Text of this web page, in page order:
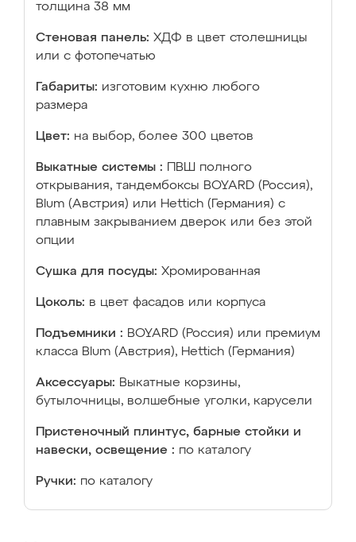
толщина 38 мм
Стеновая панель: ХДФ в цвет столешницы
или с фотопечатью
Габариты: изготовим кухню любого
размера
Цвет: на выбор, более 300 цветов
Выкатные системы :
ПВШ полного
открывания, тандембоксы BOYARD (Россия),
Blum (Австрия) или Hettich (Германия) с
плавным закрыванием дверок или без этой
опции
Сушка для посуды: Хромированная
Цоколь: в цвет фасадов или корпуса
Подъемники : BOYARD (Россия) или премиум
класса Blum (Австрия), Hettich (Германия)
Аксессуары: Выкатные корзины,
бутылочницы, волшебные уголки, карусели
Пристеночный плинтус, барные стойки и
навески, освещение : по каталогу
Ручки: по каталогу